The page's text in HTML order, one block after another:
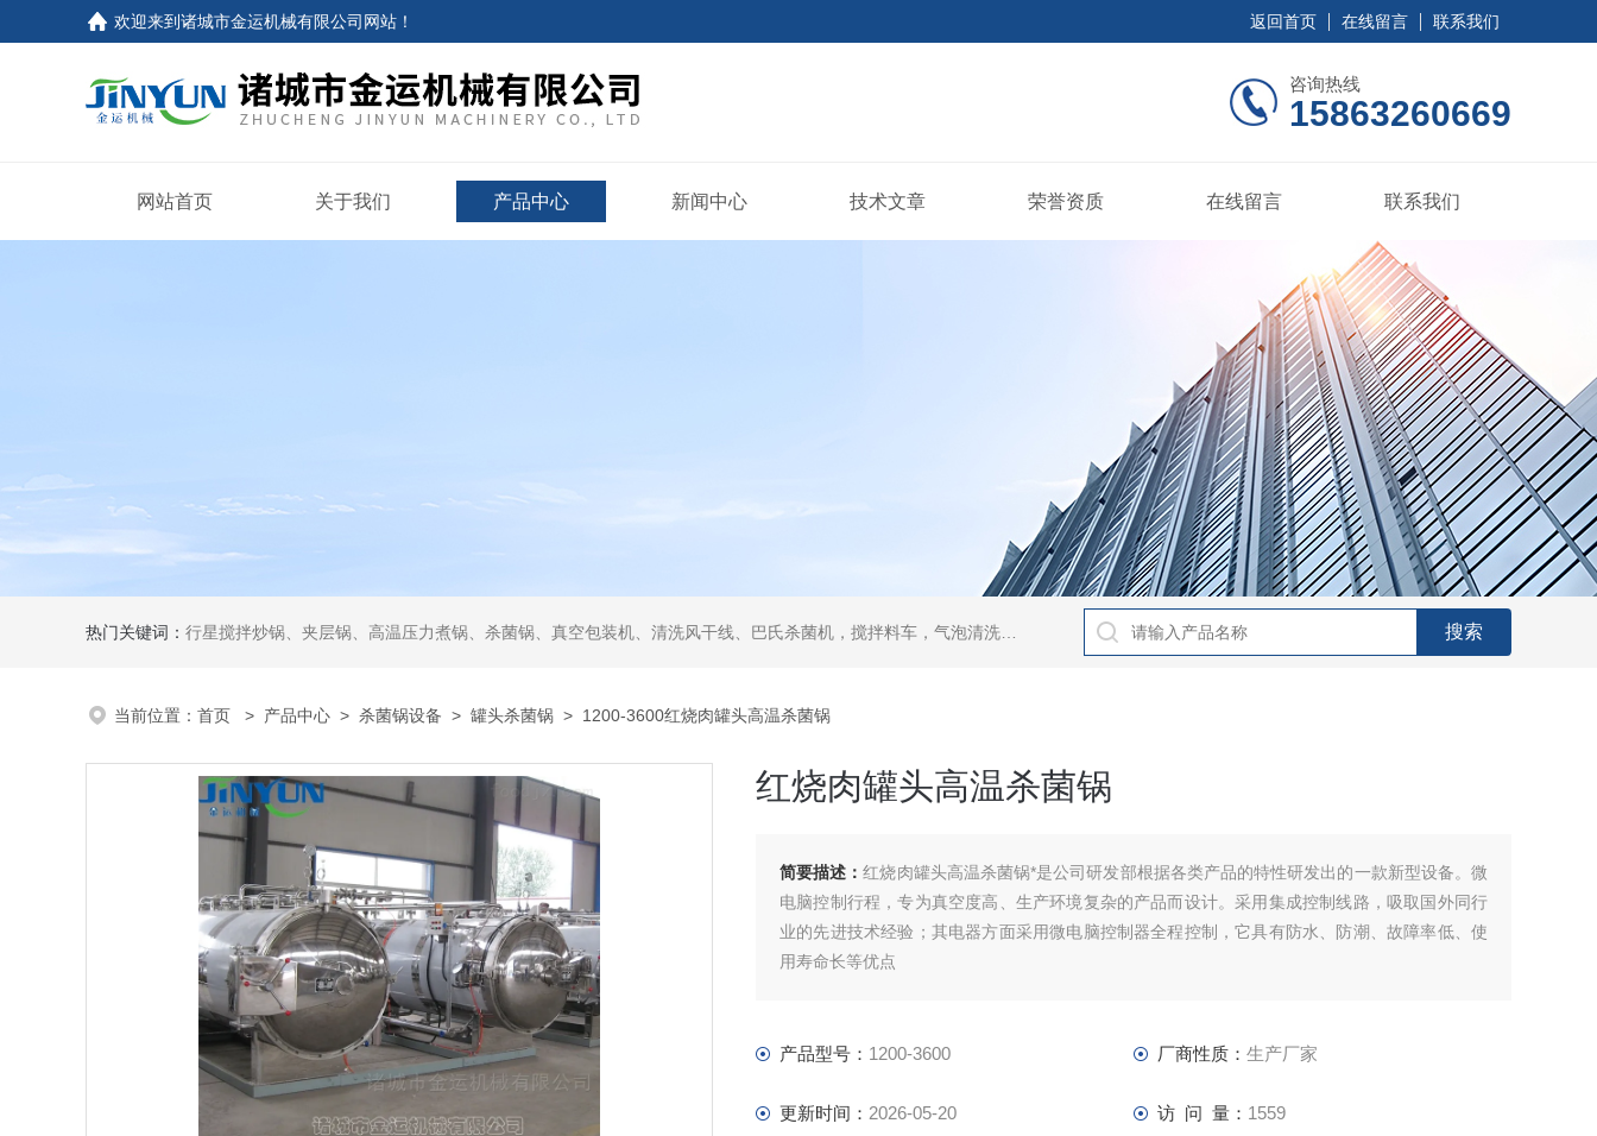
欢迎来到诸城市金运机械有限公司网站 ！ 返回首页 在线留言 联系我们
咨询热线
15863260669
网站首页 关于我们 产品中心 新闻中心 技术文章 荣誉资质 在线留言 联系我们
热门关键词： 行星搅拌炒锅、夹层锅、高温压力煮锅、杀菌锅、真空包装机、清洗风干线、巴氏杀菌机，搅拌料车，气泡清洗机，翻转风干机
当前位置： 首页 > 产品中心 > 杀菌锅设备 > 罐头杀菌锅 > 1200-3600红烧肉罐头高温杀菌锅
红烧肉罐头高温杀菌锅
简要描述：红烧肉罐头高温杀菌锅*是公司研发部根据各类产品的特性研发出的一款新型设备。微
电脑控制行程，专为真空度高、生产环境复杂的产品而设计。采用集成控制线路，吸取国外同行
业的先进技术经验；其电器方面采用微电脑控制器全程控制，它具有防水、防潮、故障率低、使
用寿命长等优点
产品型号： 1200-3600 厂商性质： 生产厂家
更新时间： 2026-05-20 访 问 量： 1559